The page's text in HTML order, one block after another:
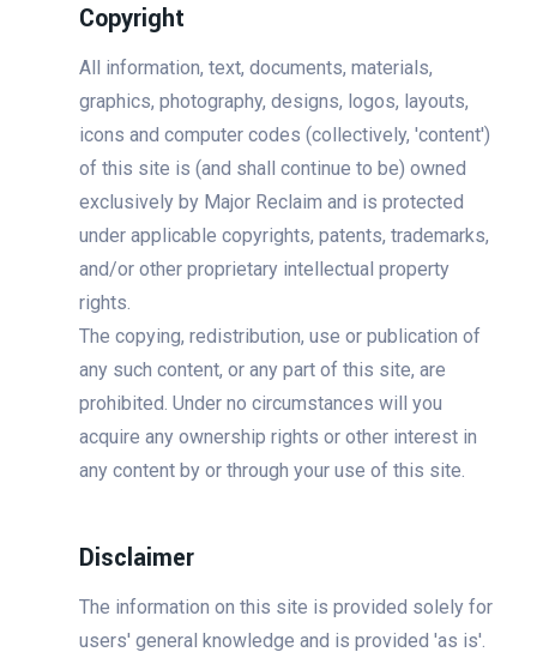
Copyright
All information, text, documents, materials,
graphics, photography, designs, logos, layouts,
icons and computer codes (collectively, 'content')
of this site is (and shall continue to be) owned
exclusively by Major Reclaim and is protected
under applicable copyrights, patents, trademarks,
and/or other proprietary intellectual property
rights.
The copying, redistribution, use or publication of
any such content, or any part of this site, are
prohibited. Under no circumstances will you
acquire any ownership rights or other interest in
any content by or through your use of this site.
Disclaimer
The information on this site is provided solely for
users' general knowledge and is provided 'as is'.